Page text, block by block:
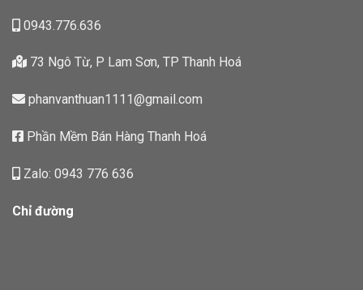
0943.776.636
73 Ngô Từ, P Lam Sơn, TP Thanh Hoá
phanvanthuan1111@gmail.com
Phần Mềm Bán Hàng Thanh Hoá
Zalo: 0943 776 636
Chỉ đường